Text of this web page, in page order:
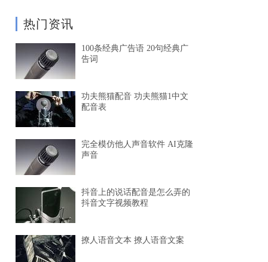
热门资讯
100条经典广告语 20句经典广
告词
功夫熊猫配音 功夫熊猫1中文
配音表
完全模仿他人声音软件 AI克隆
声音
抖音上的说话配音是怎么弄的
抖音文字视频教程
撩人语音文本 撩人语音文案